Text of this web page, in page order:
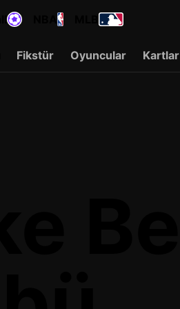
Fikstür Oyuncular Kartlar